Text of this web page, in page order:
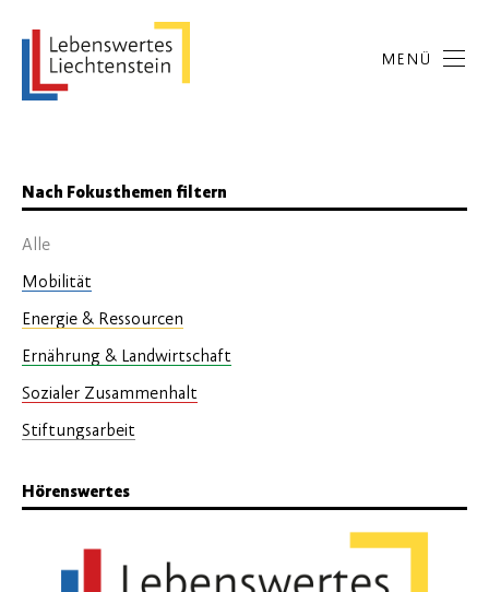
MENÜ
Nach Fokusthemen filtern
Alle
Mobilität
Energie & Ressourcen
Ernährung & Landwirtschaft
Sozialer Zusammenhalt
Stiftungsarbeit
Hörenswertes